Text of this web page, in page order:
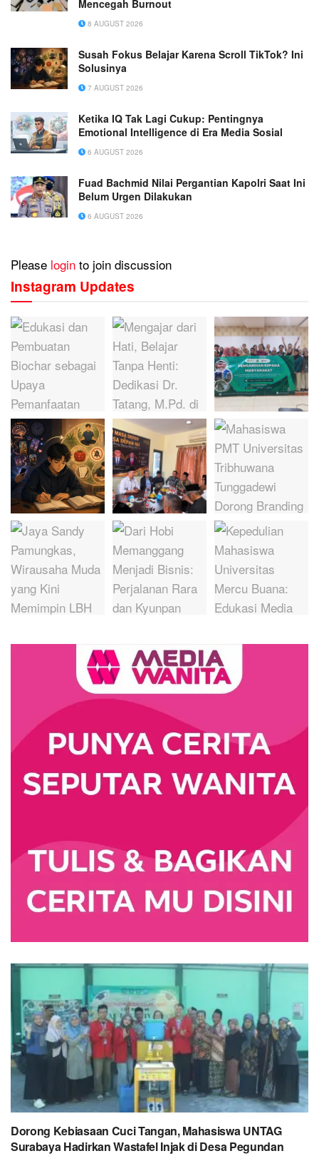
Mencegah Burnout
8 AUGUST 2026
Susah Fokus Belajar Karena Scroll TikTok? Ini
Solusinya
7 AUGUST 2026
Ketika IQ Tak Lagi Cukup: Pentingnya
Emotional Intelligence di Era Media Sosial
6 AUGUST 2026
Fuad Bachmid Nilai Pergantian Kapolri Saat Ini
Belum Urgen Dilakukan
6 AUGUST 2026
Please login to join discussion
Instagram Updates
Dorong Kebiasaan Cuci Tangan, Mahasiswa UNTAG
Surabaya Hadirkan Wastafel Injak di Desa Pegundan